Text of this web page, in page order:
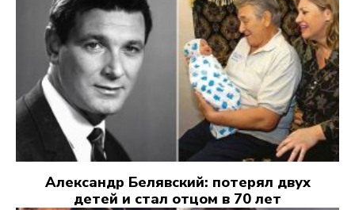
Александр Белявский: потерял двух
детей и стал отцом в 70 лет